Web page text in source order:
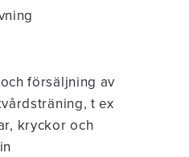
försäljning av
t ex
kryckor och